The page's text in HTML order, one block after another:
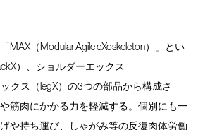
MAX（Modular Agile eXoskeleton）」とい
）、ショルダーエックス
ックス（legX）の3つの部品から構成さ
筋肉にかかる力を軽減する。個別にも一
や持ち運び、しゃがみ等の反復肉体労働